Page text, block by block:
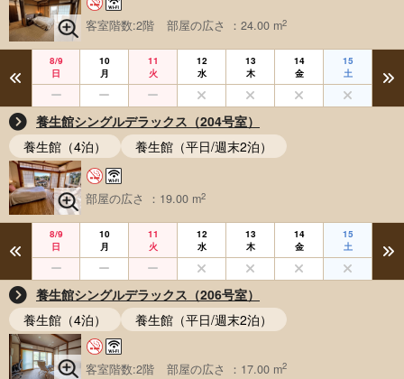
客室階数:2階 部屋の広さ ：24.00 m2
8/9
日
10
月
11
火
12
水
13
木
14
金
15
土
養生館シングルデラックス（204号室）
養生館（4泊）
養生館（平日/週末2泊）
部屋の広さ ：19.00 m2
8/9
日
10
月
11
火
12
水
13
木
14
金
15
土
養生館シングルデラックス（206号室）
養生館（4泊）
養生館（平日/週末2泊）
客室階数:2階 部屋の広さ ：17.00 m2